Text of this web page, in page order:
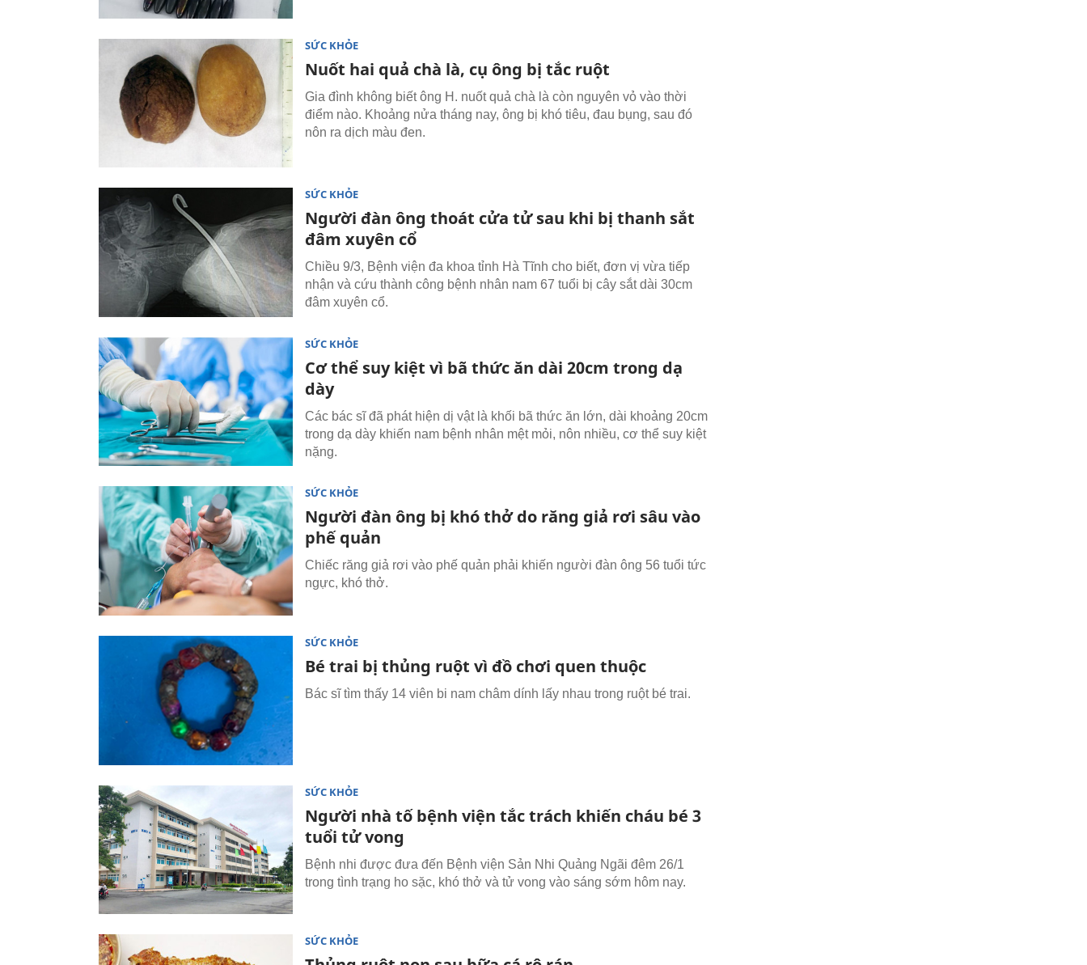
SỨC KHỎE
Nuốt hai quả chà là, cụ ông bị tắc ruột
Gia đình không biết ông H. nuốt quả chà là còn nguyên vỏ vào thời
điểm nào. Khoảng nửa tháng nay, ông bị khó tiêu, đau bụng, sau đó
nôn ra dịch màu đen.
SỨC KHỎE
Người đàn ông thoát cửa tử sau khi bị thanh sắt
đâm xuyên cổ
Chiều 9/3, Bệnh viện đa khoa tỉnh Hà Tĩnh cho biết, đơn vị vừa tiếp
nhận và cứu thành công bệnh nhân nam 67 tuổi bị cây sắt dài 30cm
đâm xuyên cổ.
SỨC KHỎE
Cơ thể suy kiệt vì bã thức ăn dài 20cm trong dạ
dày
Các bác sĩ đã phát hiện dị vật là khối bã thức ăn lớn, dài khoảng 20cm
trong dạ dày khiến nam bệnh nhân mệt mỏi, nôn nhiều, cơ thể suy kiệt
nặng.
SỨC KHỎE
Người đàn ông bị khó thở do răng giả rơi sâu vào
phế quản
Chiếc răng giả rơi vào phế quản phải khiến người đàn ông 56 tuổi tức
ngực, khó thở.
SỨC KHỎE
Bé trai bị thủng ruột vì đồ chơi quen thuộc
Bác sĩ tìm thấy 14 viên bi nam châm dính lấy nhau trong ruột bé trai.
SỨC KHỎE
Người nhà tố bệnh viện tắc trách khiến cháu bé 3
tuổi tử vong
Bệnh nhi được đưa đến Bệnh viện Sản Nhi Quảng Ngãi đêm 26/1
trong tình trạng ho sặc, khó thở và tử vong vào sáng sớm hôm nay.
SỨC KHỎE